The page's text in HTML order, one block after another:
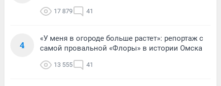
17 879 41
4
«У меня в огороде больше растет»: репортаж с
самой провальной «Флоры» в истории Омска
13 555 41